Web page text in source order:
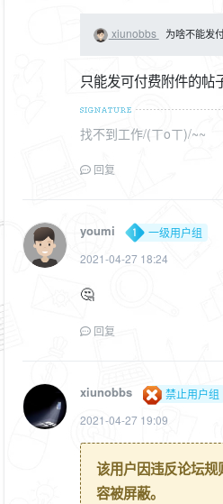
xiunobbs 为啥不能发
只能发可付费附件的帖
找不到工作/(ㄒoㄒ)/~~
回复
youmi
一级用户组
2021-04-27 18:24
🤔
回复
xiunobbs
禁止用户组
2021-04-27 19:09
该用户因违反论坛
容被屏蔽。